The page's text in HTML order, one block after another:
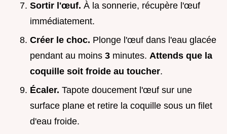
Sortir l'œuf. À la sonnerie, récupère l'œuf
immédiatement.
Créer le choc. Plonge l'œuf dans l'eau glacée
pendant au moins 3 minutes. Attends que la
coquille soit froide au toucher.
Écaler. Tapote doucement l'œuf sur une
surface plane et retire la coquille sous un filet
d'eau froide.